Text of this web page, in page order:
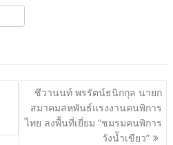
ชีวานนท์ พรรัตน์ธนิกกุล นายก
สมาคมสหพันธ์แรงงานคนพิการ
ไทย ลงพื้นที่เยี่ยม “ชมรมคนพิการ
วังน้ำเขียว”